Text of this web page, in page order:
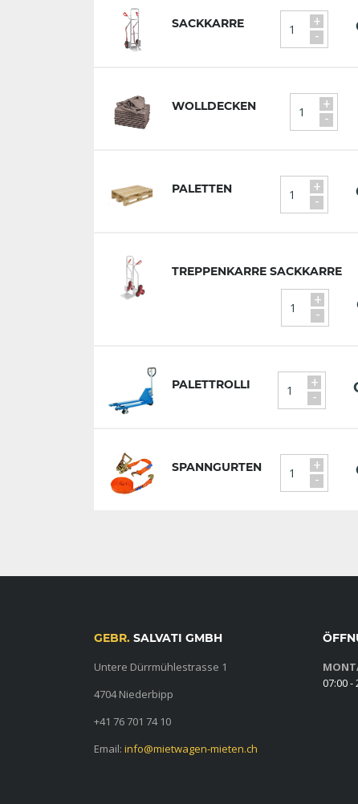
SACKKARRE +
-
WOLLDECKEN +
-
PALETTEN +
-
TREPPENKARRE SACKKARRE
+
-
PALETTROLLI +
-
SPANNGURTEN +
-
GEBR. SALVATI GMBH
Untere Dürrmühlestrasse 1
4704 Niederbipp
+41 76 701 74 10
Email: info@mietwagen-mieten.ch
07:00 -